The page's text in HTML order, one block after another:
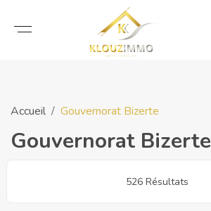
Accueil Gouvernorat Bizerte
Gouvernorat Bizerte
526 Résultats